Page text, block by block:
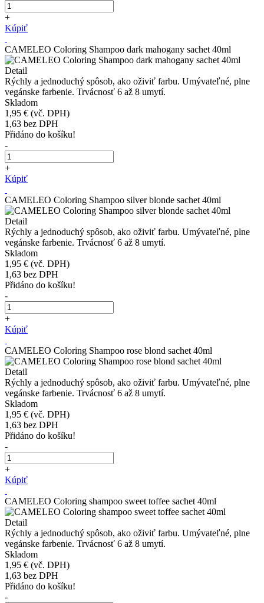
+
Kúpiť
CAMELEO Coloring Shampoo dark mahogany sachet 40ml
Detail
Rýchly a jednoduchý spôsob, ako oživiť farbu. Umývateľné, plne
vegánske farbenie. Trvácnosť 6 až 8 umytí.
Skladom
1,95 € (vč. DPH)
1,63 bez DPH
Přidáno do košíku!
-
+
Kúpiť
CAMELEO Coloring Shampoo silver blonde sachet 40ml
Detail
Rýchly a jednoduchý spôsob, ako oživiť farbu. Umývateľné, plne
vegánske farbenie. Trvácnosť 6 až 8 umytí.
Skladom
1,95 € (vč. DPH)
1,63 bez DPH
Přidáno do košíku!
-
+
Kúpiť
CAMELEO Coloring Shampoo rose blond sachet 40ml
Detail
Rýchly a jednoduchý spôsob, ako oživiť farbu. Umývateľné, plne
vegánske farbenie. Trvácnosť 6 až 8 umytí.
Skladom
1,95 € (vč. DPH)
1,63 bez DPH
Přidáno do košíku!
-
+
Kúpiť
CAMELEO Coloring shampoo sweet toffee sachet 40ml
Detail
Rýchly a jednoduchý spôsob, ako oživiť farbu. Umývateľné, plne
vegánske farbenie. Trvácnosť 6 až 8 umytí.
Skladom
1,95 € (vč. DPH)
1,63 bez DPH
Přidáno do košíku!
-